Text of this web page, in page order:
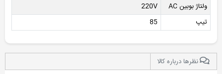
ولتاژ بوبین AC
220V
تیپ
85
نظرها درباره کالا